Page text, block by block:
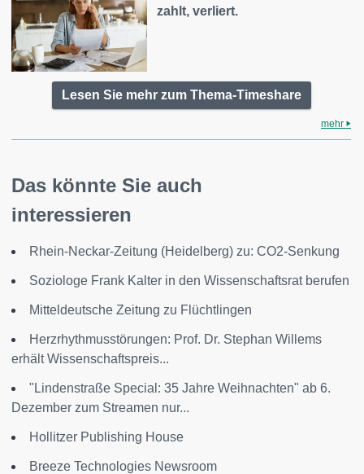
zahlt, verliert.
Lesen Sie mehr zum Thema-Timeshare
mehr
Das könnte Sie auch
interessieren
Rhein-Neckar-Zeitung (Heidelberg) zu: CO2-Senkung
Soziologe Frank Kalter in den Wissenschaftsrat berufen
Mitteldeutsche Zeitung zu Flüchtlingen
Herzrhythmusstörungen: Prof. Dr. Stephan Willems
erhält Wissenschaftspreis...
"Lindenstraße Special: 35 Jahre Weihnachten" ab 6.
Dezember zum Streamen nur...
Hollitzer Publishing House
Breeze Technologies Newsroom